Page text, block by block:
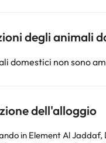
degli animali
domestici non sono
dell'alloggio
in Element Al